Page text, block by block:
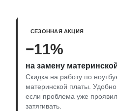
СЕЗОННАЯ АКЦИЯ
−11%
на замену
Скидка на работу по
материнской платы.
если проблема уже
затягивать.